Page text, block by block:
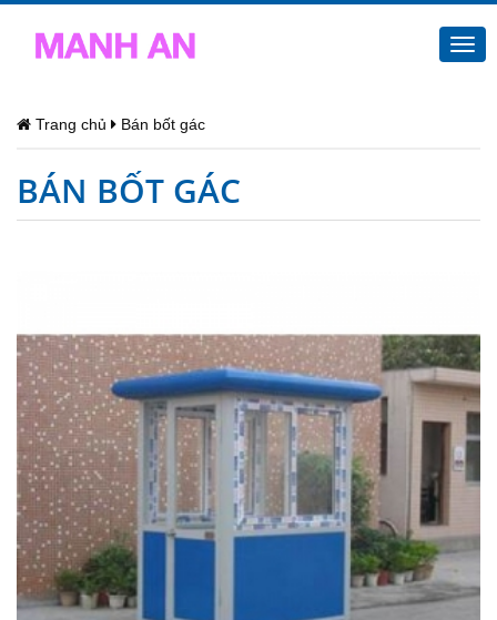
Trang chủ Bán bốt gác
BÁN BỐT GÁC